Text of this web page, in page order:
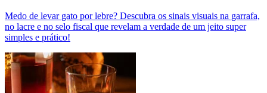
Medo de levar gato por lebre? Descubra os sinais visuais na garrafa,
no lacre e no selo fiscal que revelam a verdade de um jeito super
simples e prático!